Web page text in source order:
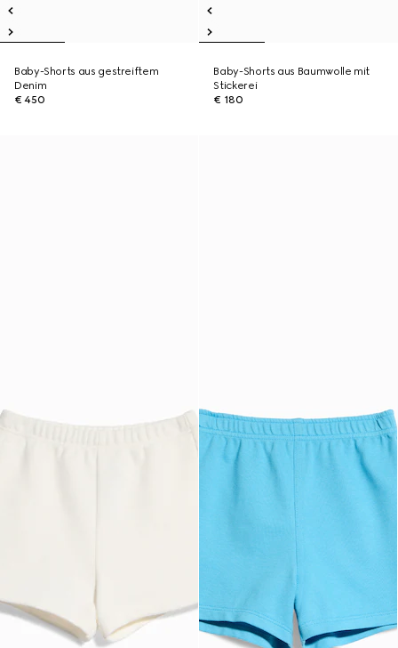
Baby-Shorts aus gestreiftem
Denim
€ 450
Baby-Shorts aus Baumwolle mit
Stickerei
€ 180